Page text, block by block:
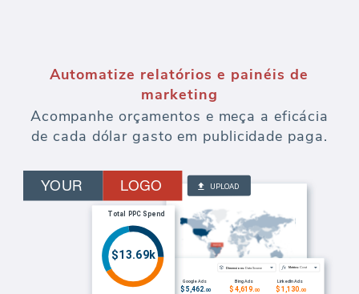
Automatize relatórios e painéis de
marketing
Acompanhe orçamentos e meça a eficácia
de cada dólar gasto em publicidade paga.